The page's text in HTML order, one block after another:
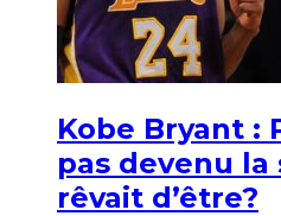
Kobe Bryant :
pas devenu la
rêvait d’être?